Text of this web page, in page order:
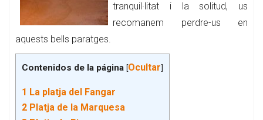
tranquil·litat i la solitud, us
recomanem perdre-us en
aquests bells paratges.
Contenidos de la página [Ocultar]
1 La platja del Fangar
2 Platja de la Marquesa